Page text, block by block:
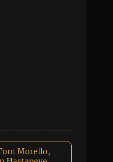
Morello,